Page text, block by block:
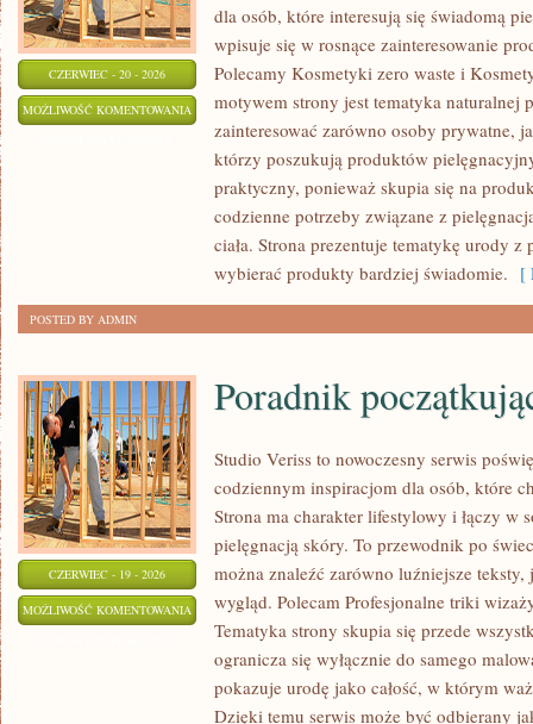
CZERWIEC - 20 - 2026
MOŻLIWOŚĆ KOMENTOWANIA RECENZJE
PORÓWNANIA
dla osób, które interesują się świadomą
wpisuje się w rosnące zainteresowanie
Polecamy Kosmetyki zero waste i
motywem strony jest tematyka naturalnej
zainteresować zarówno osoby prywatne,
którzy poszukują produktów
praktyczny, ponieważ skupia się na
codzienne potrzeby związane z
ciała. Strona prezentuje tematykę urody
wybierać produkty bardziej świadomie. [
POSTED BY ADMIN
CZERWIEC - 19 - 2026
MOŻLIWOŚĆ KOMENTOWANIA PORADNIK
POCZĄTKUJĄCEJ
STYLISTKI
Poradnik
Studio Veriss to nowoczesny serwis
codziennym inspiracjom dla osób, które
Strona ma charakter lifestylowy i łączy w
pielęgnacją skóry. To przewodnik po
można znaleźć zarówno luźniejsze
wygląd. Polecam Profesjonalne triki
Tematyka strony skupia się przede
ogranicza się wyłącznie do samego
pokazuje urodę jako całość, w którym
Dzięki temu serwis może być odbierany